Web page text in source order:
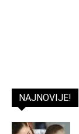
NAJNOVIJE!